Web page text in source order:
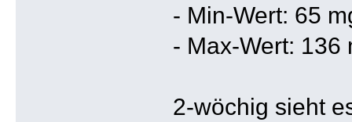
- Min-Wert: 65
- Max-Wert: 136
2-wöchig sieht